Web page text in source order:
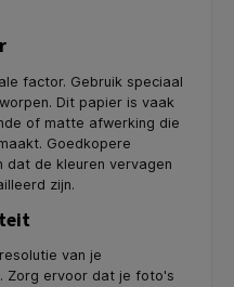
factor. Gebruik speciaal
Dit papier is vaak
of matte afwerking die
Goedkopere
dat de kleuren vervagen
zijn.
van je
Zorg ervoor dat je foto's